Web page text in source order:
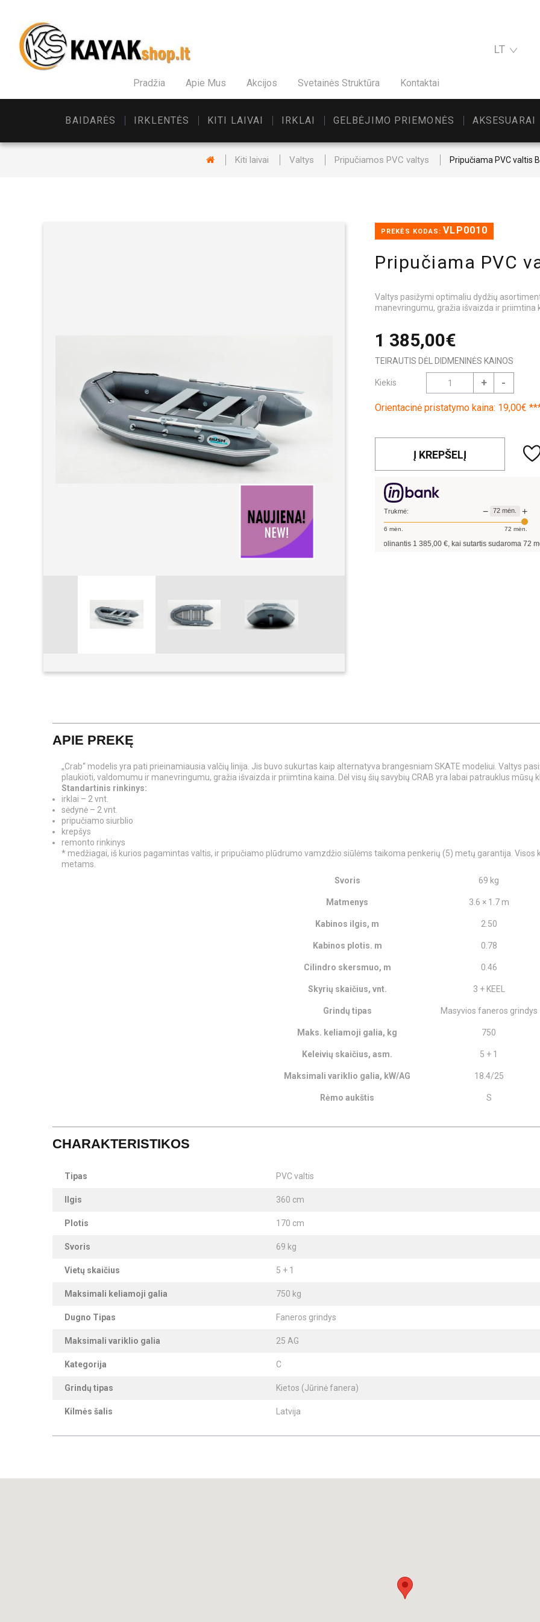
LT
Pradžia Apie Mus Akcijos Svetainės Struktūra Kontaktai
BAIDARĖS IRKLENTĖS KITI LAIVAI IRKLAI GELBĖJIMO PRIEMONĖS AKSESUARAI
Kiti laivai Valtys Pripučiamos PVC valtys Pripučiama PVC valtis
PREKĖS KODAS: VLP0010
Pripučiama PVC
Valtys pasižymi optimaliu dydžių
manevringumu, gražia išvaizda ir priimtina
1 385,00€
TEIRAUTIS DĖL DIDMENINĖS KAINOS
Kiekis + -
Orientacinė pristatymo kaina: 19,00€
Į KREPŠELĮ
Trukmė: − 72 mėn. +
6 mėn. 72 mėn.
1 385,00€, kai sutartis sudaroma72mėn. terminui,
APIE PREKĘ
„Crab“ modelis yra pati prieinamiausia valčių linija. Jis buvo sukurtas kaip alternatyva brangesniam SKATE modeliui. Valtys
plaukioti, valdomumu ir manevringumu, gražia išvaizda ir priimtina kaina. Dėl visų šių savybių CRAB yra labai patrauklus mūsų
Standartinis rinkinys:
irklai – 2 vnt.
sėdynė – 2 vnt.
pripučiamo siurblio
krepšys
remonto rinkinys
* medžiagai, iš kurios pagamintas valtis, ir pripučiamo plūdrumo vamzdžio siūlėms taikoma penkerių (5) metų garantija.
metams.
Svoris
69 kg
Matmenys 3.6 × 1.7 m
Kabinos ilgis, m 2.50
Kabinos plotis. m 0.78
Cilindro skersmuo, m 0.46
Skyrių skaičius, vnt. 3 + KEEL
Grindų tipas Masyvios faneros grindys
Maks. keliamoji galia, kg 750
Keleivių skaičius, asm. 5 + 1
Maksimali variklio galia, kW/AG 18.4/25
Rėmo aukštis S
CHARAKTERISTIKOS
Tipas PVC valtis
Ilgis 360 cm
Plotis 170 cm
Svoris 69 kg
Vietų skaičius 5 + 1
Maksimali keliamoji galia 750 kg
Dugno Tipas Faneros grindys
Maksimali variklio galia 25 AG
Kategorija C
Grindų tipas Kietos (Jūrinė fanera)
Kilmės šalis Latvija